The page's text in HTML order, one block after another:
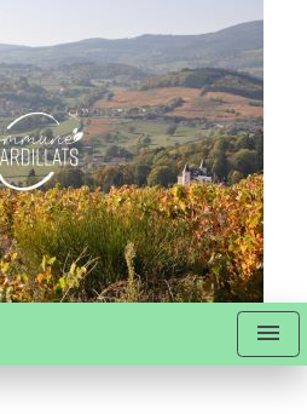
menu